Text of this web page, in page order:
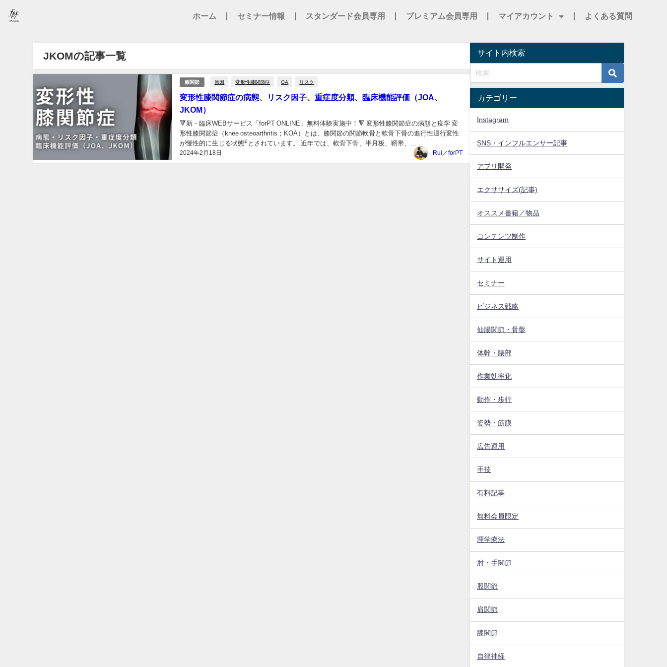
ホーム セミナー情報 スタンダード会員専用 プレミアム会員専用 マイアカウント よくある質問
JKOMの記事一覧
膝関節 原因 変形性膝関節症 OA リスク
変形性膝関節症の病態、リスク因子、重症度分類、臨床機能評価（JOA、
JKOM）
2024年2月18日
🔻新・臨床WEBサービス「forPT ONLINE」無料体験実施中！🔻 変形性膝関節症の病態と疫学 変
形性膝関節症（knee osteoarthritis；KOA）とは、膝関節の関節軟骨と軟骨下骨の進行性退行変性
が慢性的に生じる状態¹⁾とされています。 近年では、軟骨下骨、半月板、靭帯、...
Rui／forPT
サイト内検索
カテゴリー
Instagram
SNS・インフルエンサー記事
アプリ開発
エクササイズ(記事)
オススメ書籍／物品
コンテンツ制作
サイト運用
セミナー
ビジネス戦略
仙腸関節・骨盤
体幹・腰部
作業効率化
動作・歩行
姿勢・筋膜
広告運用
手技
有料記事
無料会員限定
理学療法
肘・手関節
股関節
肩関節
膝関節
自律神経